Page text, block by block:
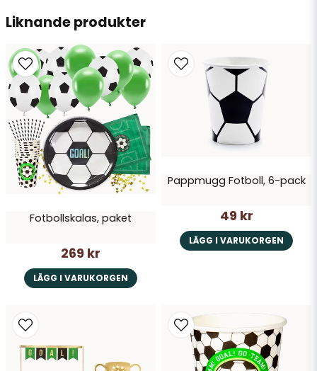
Ja, ni får publicera min fråga
Skicka fråga
Liknande produkter
Fotbollskalas, paket
269 kr
LÄGG I VARUKORGEN
Pappmugg Fotboll, 6-pack
49 kr
LÄGG I VARUKORGEN